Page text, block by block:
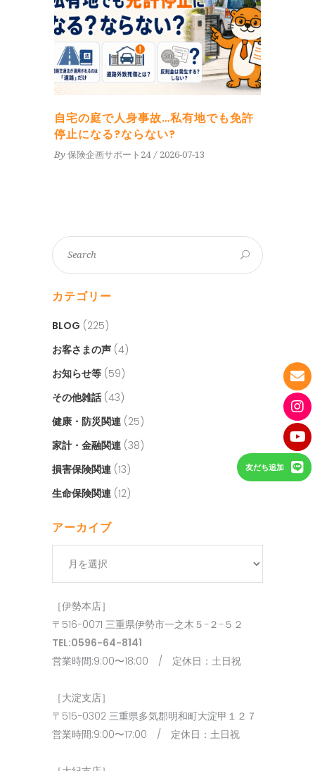
自宅の庭で人身事故…私有地でも免許
停止になる?ならない?
By 保険企画サポート24 2026-07-13
カテゴリー
BLOG (225)
お客さまの声 (4)
お知らせ等 (59)
その他雑話(43)
健康・防災関連 (25)
家計・金融関連 (38)
損害保険関連 (13)
生命保険関連 (12)
アーカイブ
イ
ブ
［伊勢本店］
〒516-0071 三重県伊勢市一之木５−２−５２
TEL:0596-64-8141
営業時間:9:00〜18:00 / 定休日：土日祝
［大淀支店］
〒515−0302 三重県多気郡明和町大淀甲１２７
営業時間:9:00〜17:00 / 定休日：土日祝
友だち追加